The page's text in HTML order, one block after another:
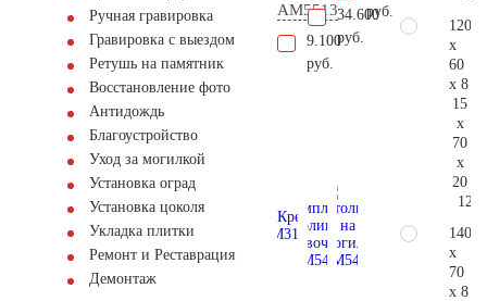
Ручная гравировка
Гравировка с выездом
Ретушь на памятник
Восстановление фото
Антидождь
Благоустройство
Уход за могилкой
Установка оград
Установка цоколя
Укладка плитки
Ремонт и Реставрация
Демонтаж
AM5513
9.100
руб.
34.600
руб.
руб.
120
x
60
x 8
15
x
70
x
20
140
x
70
x 8